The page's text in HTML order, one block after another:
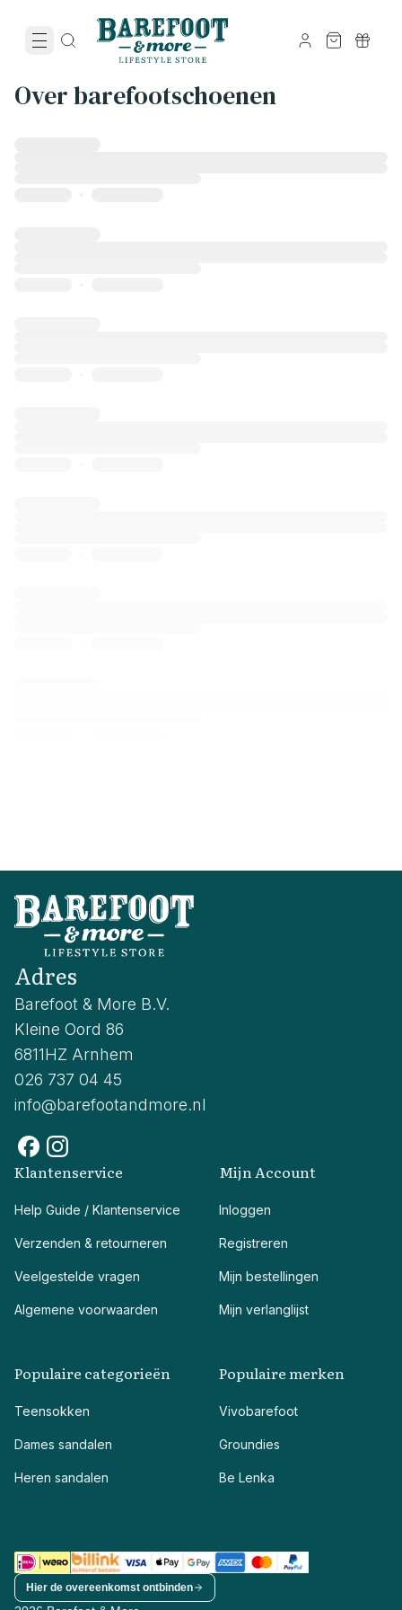
Over barefootschoenen
Adres
Barefoot & More B.V.
Kleine Oord 86
6811HZ Arnhem
026 737 04 45
info@barefootandmore.nl
Klantenservice
Help Guide / Klantenservice
Verzenden & retourneren
Veelgestelde vragen
Algemene voorwaarden
Mijn Account
Inloggen
Registreren
Mijn bestellingen
Mijn verlanglijst
Populaire categorieën
Teensokken
Dames sandalen
Heren sandalen
Populaire merken
Vivobarefoot
Groundies
Be Lenka
Hier de overeenkomst ontbinden